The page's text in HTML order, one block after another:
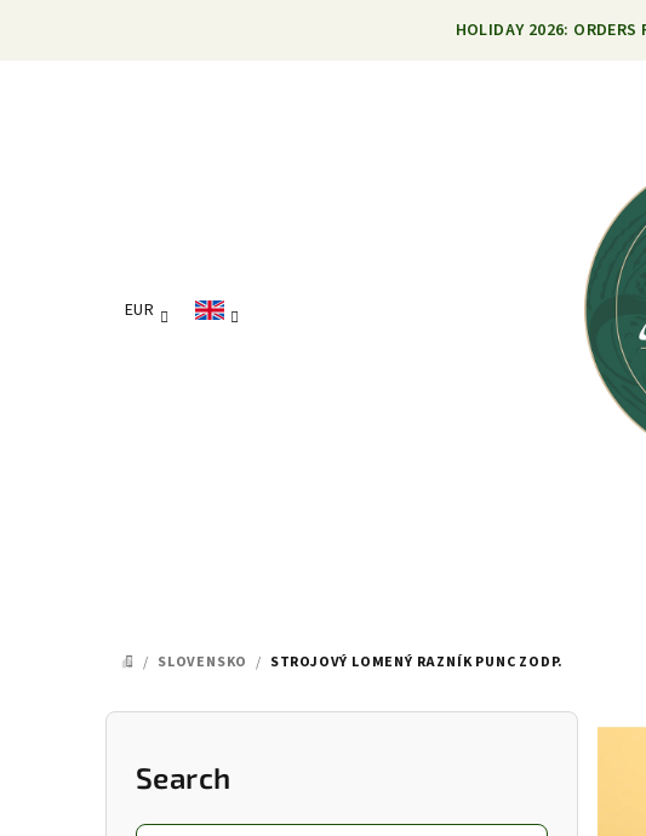
HOLIDAY 2026: ORDERS
EUR
HOME
/ SLOVENSKO / STROJOVÝ LOMENÝ RAZNÍK PUNC ZODP.
Search